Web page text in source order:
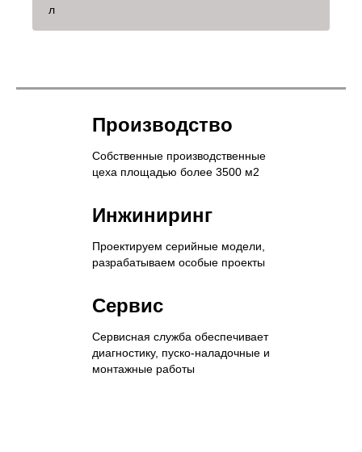
л
Производство
Собственные производственные
цеха площадью более 3500 м2
Инжиниринг
Проектируем серийные модели,
разрабатываем особые проекты
Сервис
Сервисная служба обеспечивает
диагностику, пуско-наладочные и
монтажные работы